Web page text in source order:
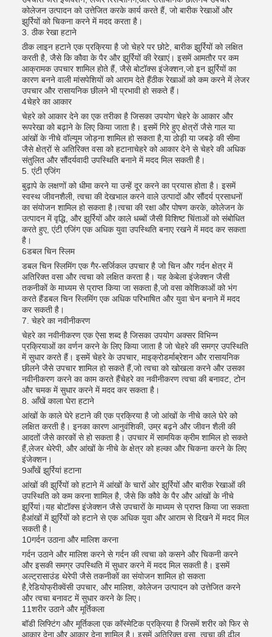
कोलेजन उत्पादन को उत्तेजित करके कार्य करते हैं, जो बारीक रेखाओं और
झुर्रियों को चिकना करने में मदद करता है।
3. ठीक रेखा हटाने
ठीक लाइन हटाने एक प्रक्रिया है जो चेहरे पर छोटे, बारीक झुर्रियों को लक्षित
करती है, जैसे कि कौवा के पैर और झुर्रियों की रेखाएं। इसमें आमतौर पर कम
आक्रामक उपचार शामिल होते हैं, जैसे बोटॉक्स इंजेक्शन,जो इन झुर्रियों का
कारण बनने वाली मांसपेशियों को आराम देते हैंठीक रेखाओं को कम करने में लेजर
उपचार और रासायनिक छीलने भी प्रभावी हो सकते हैं।
4चेहरे का आकार
चेहरे को आकार देने का एक तरीका है जिसका उपयोग चेहरे के आकार और
रूपरेखा को बढ़ाने के लिए किया जाता है। इसमें गिरे हुए क्षेत्रों जैसे गाल या
आंखों के नीचे वॉल्यूम जोड़ना शामिल हो सकता है,या ठोड़ी या जबड़े की सीमा
जैसे क्षेत्रों से अतिरिक्त वसा को हटानाचेहरे को आकार देने से चेहरे की अधिक
संतुलित और सौंदर्यवादी उपस्थिति बनाने में मदद मिल सकती है।
5. एंटी एजिंग
बुढ़ापे के लक्षणों को धीमा करने या उन्हें दूर करने का प्रयास होता है। इसमें
स्वस्थ जीवनशैली, त्वचा की देखभाल करने वाले उत्पादों और सौंदर्य प्रसाधनों
का संयोजन शामिल हो सकता है।त्वचा की रक्षा और पोषण करके, कोलेजन के
उत्पादन में वृद्धि, और झुर्रियों और काले धब्बों जैसी विशिष्ट चिंताओं को संबोधित
करते हुए, एंटी एजिंग एक अधिक युवा उपस्थिति बनाए रखने में मदद कर सकता
है।
6डबल चिन स्लिम
डबल चिन स्लिमिंग एक गैर-सर्जिकल उपचार है जो चिन और गर्दन क्षेत्र में
अतिरिक्त वसा और त्वचा को लक्षित करता है। यह केबेला इंजेक्शन जैसी
तकनीकों के माध्यम से प्राप्त किया जा सकता है,जो वसा कोशिकाओं को भंग
करते हैंडबल चिन स्लिमिंग एक अधिक परिभाषित और युवा चेन बनाने में मदद
कर सकती है।
7. चेहरे का नवीनीकरण
चेहरे का नवीनीकरण एक ऐसा शब्द है जिसका उपयोग अक्सर विभिन्न
प्रक्रियाओं का वर्णन करने के लिए किया जाता है जो चेहरे की समग्र उपस्थिति
में सुधार करते हैं। इसमें चेहरे के उपचार, माइक्रोडर्माब्रेशन और रासायनिक
छीलने जैसे उपचार शामिल हो सकते हैं,जो त्वचा को खोखला करने और उसका
नवीनीकरण करने का काम करते हैंचेहरे का नवीनीकरण त्वचा की बनावट, टोन
और चमक में सुधार करने में मदद कर सकता है।
8. आँखें काला घेरा हटाने
आंखों के काले घेरे हटाने की एक प्रक्रिया है जो आंखों के नीचे काले घेरे को
लक्षित करती है। इनका कारण आनुवंशिकी, उम्र बढ़ने और जीवन शैली की
आदतों जैसे कारकों से हो सकता है। उपचार में सामयिक क्रीम शामिल हो सकते
हैं,लेजर थेरेपी, और आंखों के नीचे के क्षेत्र को हल्का और चिकना करने के लिए
इंजेक्शन।
9आँखें झुर्रियां हटाना
आंखों की झुर्रियों को हटाने में आंखों के चारों ओर झुर्रियों और बारीक रेखाओं की
उपस्थिति को कम करना शामिल है, जैसे कि कौवे के पैर और आंखों के नीचे
झुर्रियां।यह बोटॉक्स इंजेक्शन जैसे उपचारों के माध्यम से प्राप्त किया जा सकता
हैआंखों में झुर्रियों को हटाने से एक अधिक युवा और आराम से दिखने में मदद मिल
सकती है।
10गर्दन उठाना और मालिश करना
गर्दन उठाने और मालिश करने से गर्दन की त्वचा को कसने और चिकनी करने
और इसकी समग्र उपस्थिति में सुधार करने में मदद मिल सकती है। इसमें
अल्ट्रासाउंड थेरेपी जैसे तकनीकों का संयोजन शामिल हो सकता
है,रेडियोफ्रीक्वेंसी उपचार, और मालिश, कोलेजन उत्पादन को उत्तेजित करने
और त्वचा बनावट में सुधार करने के लिए।
11शरीर उठाने और मूर्तिकला
बॉडी लिफ्टिंग और मूर्तिकला एक कॉस्मेटिक प्रक्रिया है जिसमें शरीर को फिर से
आकार देना और आकार देना शामिल है। इसमें अतिरिक्त वसा, त्वचा की ढील